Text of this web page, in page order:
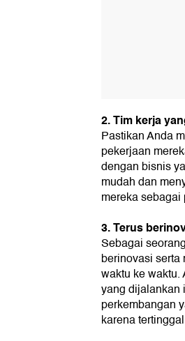
2. Tim kerja
Pastikan Anda
pekerjaan
dengan bisnis
mudah dan
mereka
3. Terus
Sebagai
berinovasi
waktu ke
yang dijalankan
perkembangan
karena